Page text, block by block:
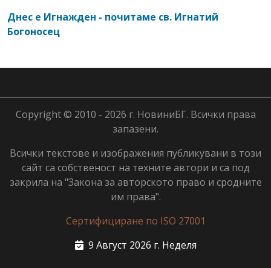
Днес е Игнажден - почитаме св. Игнатий
Богоносец
Copyright © 2010 - 2026 г. НовиниБГ. Всички права
запазени.
Всички текстове и изображения публикувани в този
сайт са собственост на техните автори и са под
закрила на "Закона за авторското право и сродните
им права".
Сертифициране по ISO 27001
9 Август 2026 г. Неделя